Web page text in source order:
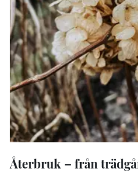
Återbruk – från